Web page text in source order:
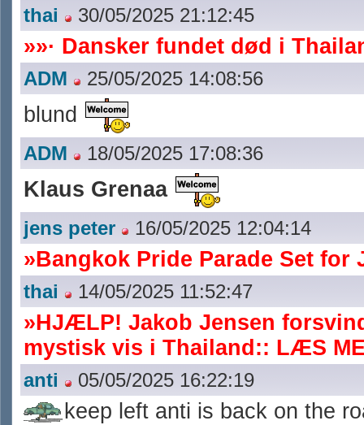
thai 30/05/2025 21:12:45
»»· Dansker fundet død i
ADM 25/05/2025 14:08:56
blund
ADM 18/05/2025 17:08:36
Klaus Grenaa
jens peter 16/05/2025 12:04:14
»Bangkok Pride Parade Set for
thai 14/05/2025 11:52:47
»HJÆLP! Jakob Jensen
mystisk vis i Thailand:: LÆS
anti 05/05/2025 16:22:19
keep left anti is back on the